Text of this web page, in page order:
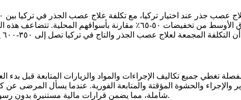
المرضى الأوروبيون ٣٥٠-٨٠٠ يورو لكل سن، بينما يستفيد المرضى في الشرق الأوسط
تغطي جميع تكاليف الإجراءات والمواد والزيارات المتابعة قبل بدء
والإجراء والحشوة المؤقتة والمتابعة الفورية. عندما يسأل المرضى
شاملة، مما يضمن قرارات مالية مستنيرة بدون رسوم خفية أو نفقات غير متوقعة قد تؤثر على ميزانية علاجهم.